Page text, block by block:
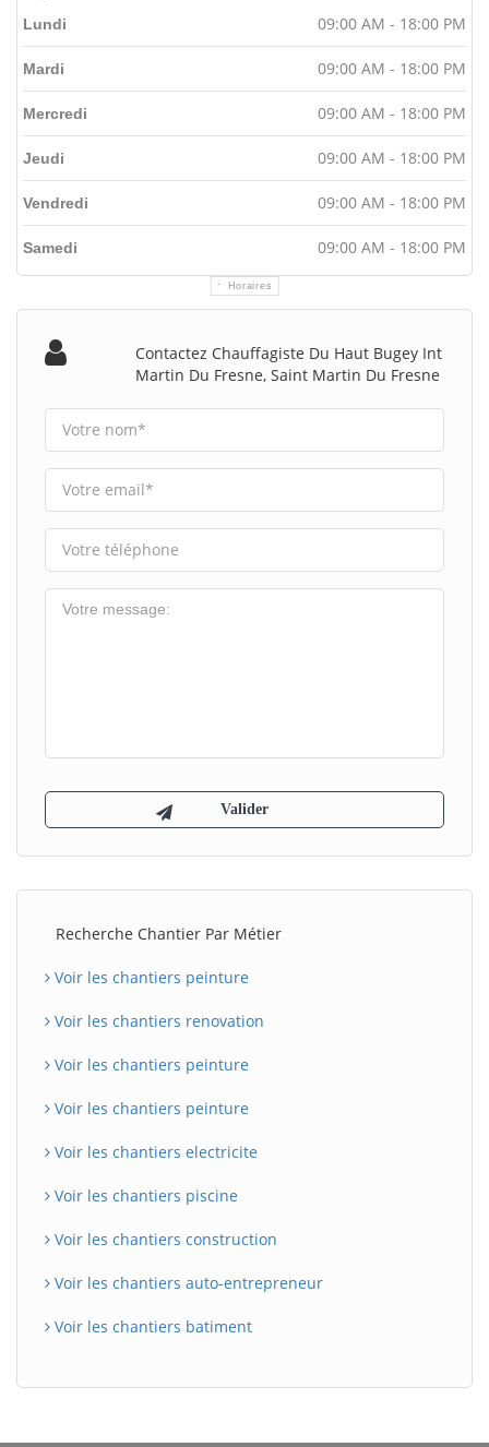
Horaires
Lundi 09:00 AM - 18:00 PM
Mardi 09:00 AM - 18:00 PM
Mercredi 09:00 AM - 18:00 PM
Jeudi 09:00 AM - 18:00 PM
Vendredi 09:00 AM - 18:00 PM
Samedi 09:00 AM - 18:00 PM
Contactez Chauffagiste Du Haut Bugey Int
Martin Du Fresne, Saint Martin Du Fresne
Recherche Chantier Par Métier
Voir les chantiers peinture
Voir les chantiers renovation
Voir les chantiers peinture
Voir les chantiers peinture
Voir les chantiers electricite
Voir les chantiers piscine
Voir les chantiers construction
Voir les chantiers auto-entrepreneur
Voir les chantiers batiment